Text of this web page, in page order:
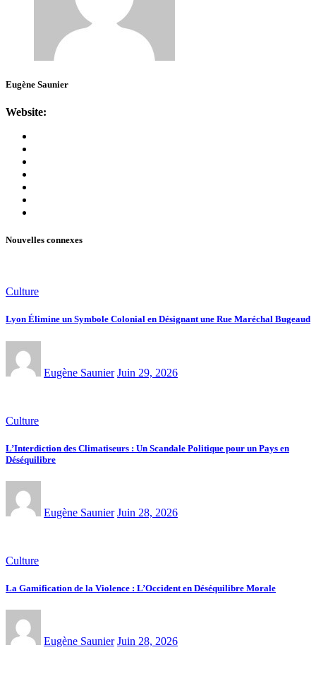
Eugène Saunier
Website:
Nouvelles connexes
Culture
Lyon Élimine un Symbole Colonial en Désignant une Rue Maréchal Bugeaud
Eugène Saunier Juin 29, 2026
Culture
L’Interdiction des Climatiseurs : Un Scandale Politique pour un Pays en
Déséquilibre
Eugène Saunier Juin 28, 2026
Culture
La Gamification de la Violence : L’Occident en Déséquilibre Morale
Eugène Saunier Juin 28, 2026